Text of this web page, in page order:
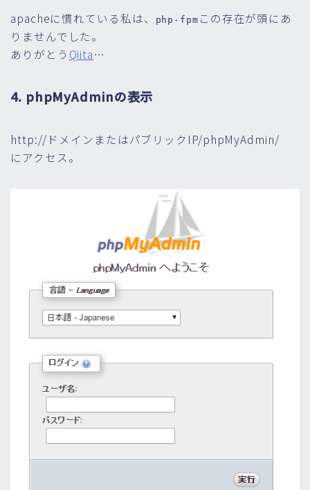
apacheに慣れている私は、 php-fpm この存在が頭にあ
りませんでした。
ありがとう Qiita…
4. phpMyAdminの表示
http://ドメインまたはパブリックIP/phpMyAdmin/
にアクセス。